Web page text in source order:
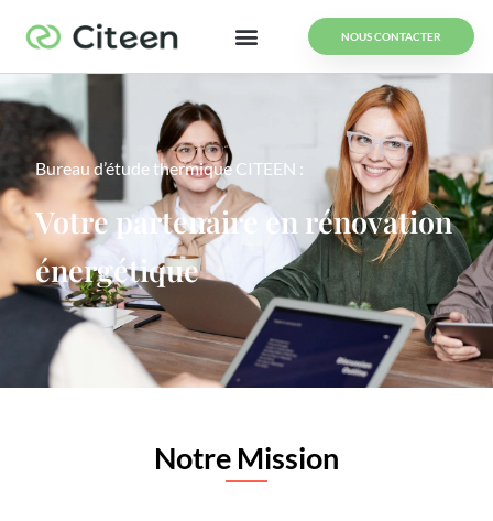
NOUS CONTACTER
Bureau d’étude thermique CITEEN :
Votre partenaire en rénovation
énergétique
Notre Mission